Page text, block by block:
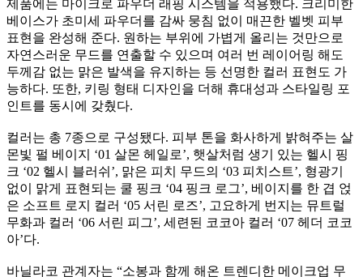
제품에는 마이크로 파우더 래핑 시스템을 적용했다. 크리미한
베이스가 초미세 파우더를 감싸 뭉침 없이 매끈한 벨벳 피부
표현을 완성해 준다. 원하는 부위에 가볍게 올리는 것만으로
자연스러운 무드를 연출할 수 있으며 여러 번 레이어링 해도
두께감 없는 맑은 발색을 유지하는 등 선명한 컬러 표현도 가
능하다. 또한, 키링 형태 디자인을 더해 휴대성과 스타일링 포
인트를 동시에 갖췄다.
컬러는 총 7종으로 구성됐다. 피부 톤을 화사하게 밝혀주는 살
몬빛 펄 베이지 ‘01 살몬 헤일로’, 햇살처럼 생기 있는 헬시 핑
크 ‘02 헬시 블러쉬’, 맑은 피치 무드의 ‘03 피치스트’, 형광기
없이 맑게 표현되는 쿨 핑크 ‘04 핑크 로그’, 베이지를 한 겹 얹
은 소프트 로지 컬러 ‘05 서린 로즈’, 고요하게 번지는 뮤트럴
무화과 컬러 ‘06 서린 피그’, 세련된 코코아 컬러 ‘07 헤더 코코
아’다.
바닐라코 관계자는 “소봉과 함께 해온 트렌디한 메이크업 무